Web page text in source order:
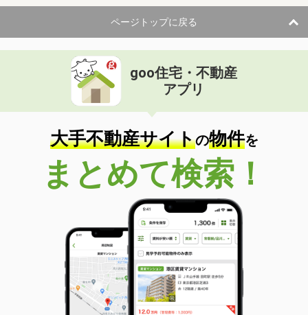
専有面積 50.01m²
間取り
1LDK
熊本県熊本市中央区京町２丁目
価 格
住 所
熊本県熊本市中央区京町２丁目
専有面積 40m²
間取り
1LDK
熊本県熊本市西区島崎６丁目
価 格
4.85万円
熊本県熊本市西区島崎６丁目
36.14m²
間取り
1K
熊本県熊本市西区春日３丁目
価 格
13万円
住 所
熊本県熊本市西区春日３丁目
ページトップに戻る
goo住宅・不動産
アプリ
大手不動産サイトの物件を
まとめて検索！